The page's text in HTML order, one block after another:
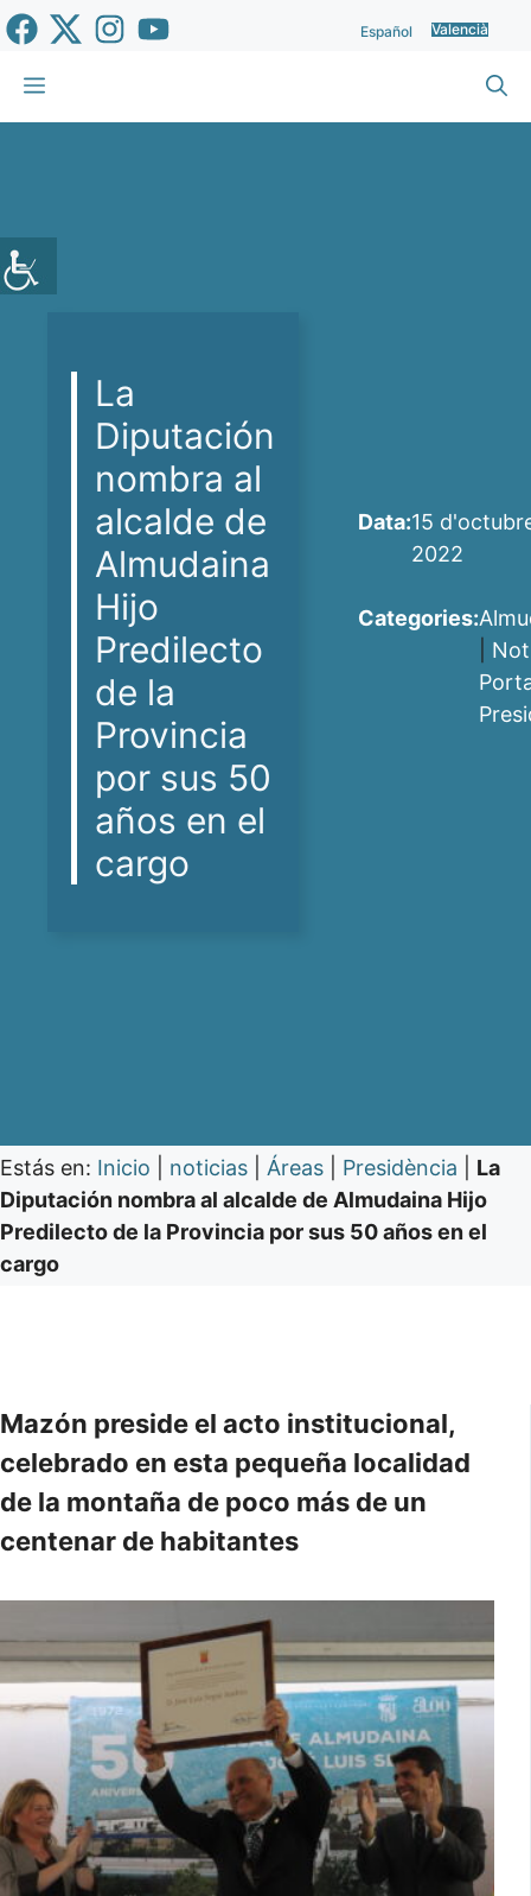
Vés
al
contingut
Español Valencià
Menu
La
Diputación
nombra al
alcalde de
Almudaina
Hijo
Predilecto
de la
Provincia
por sus 50
años en el
cargo
Data:15
2022
Categories:
Estás en: Inicio noticias Áreas Presidència
La
Diputación nombra al alcalde de Almudaina Hijo
Predilecto de la Provincia por sus 50 años en el
cargo
Mazón preside el acto institucional,
celebrado en esta pequeña localidad
de la montaña de poco más de un
centenar de habitantes